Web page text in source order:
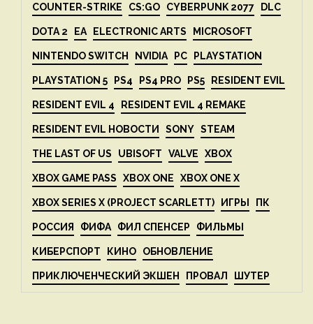
COUNTER-STRIKE CS:GO CYBERPUNK 2077 DLC
DOTA 2 EA ELECTRONIC ARTS MICROSOFT
NINTENDO SWITCH NVIDIA PC PLAYSTATION
PLAYSTATION 5 PS4 PS4 PRO PS5 RESIDENT EVIL
RESIDENT EVIL 4 RESIDENT EVIL 4 REMAKE
RESIDENT EVIL НОВОСТИ SONY STEAM
THE LAST OF US UBISOFT VALVE XBOX
XBOX GAME PASS XBOX ONE XBOX ONE X
XBOX SERIES X (PROJECT SCARLETT) ИГРЫ ПК
РОССИЯ ФИФА ФИЛ СПЕНСЕР ФИЛЬМЫ
КИБЕРСПОРТ КИНО ОБНОВЛЕНИЕ
ПРИКЛЮЧЕНЧЕСКИЙ ЭКШЕН ПРОВАЛ ШУТЕР